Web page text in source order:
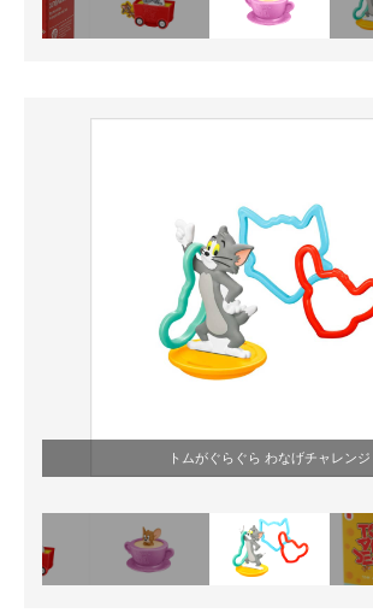
トムがぐらぐら わなげチャレンジ